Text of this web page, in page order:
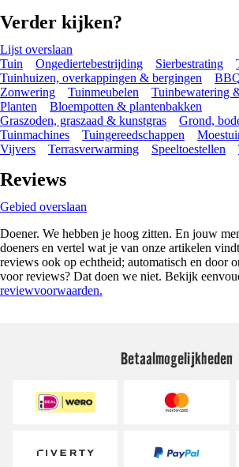
Verder kijken?
Lijst overslaan
Tuin
Ongediertebestrijding Sierbestrating
Tuinhuizen, overkappingen & bergingen
Zonwering
Tuinmeubelen
Tuinbewatering
Planten
Bloempotten & plantenbakken
Graszoden, graszaad & kunstgras
Grond,
Tuinmachines
Tuingereedschappen
Vijvers
Terrasverwarming Speeltoestellen
Reviews
Gebied overslaan
Doener. We hebben je hoog zitten. En jouw
doeners en vertel wat je van onze artikelen
reviews ook op echtheid; automatisch en door
voor reviews? Dat doen we niet. Bekijk
reviewvoorwaarden.
Betaalmogelijkheden